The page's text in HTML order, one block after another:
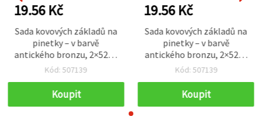
19.56 Kč
Sada kovových základů na
pinetky – v barvě
antického bronzu, 2×52×2
mm, balení 10 ks – pro DIY
kreativní tvoření
Kód: 507139
Koupit
19.56 Kč
Sada kovových základů na
pinetky – v barvě
antického bronzu, 2×52×2
mm, balení 10 ks – pro DIY
kreativní tvoření
Kód: 507139
Koupit